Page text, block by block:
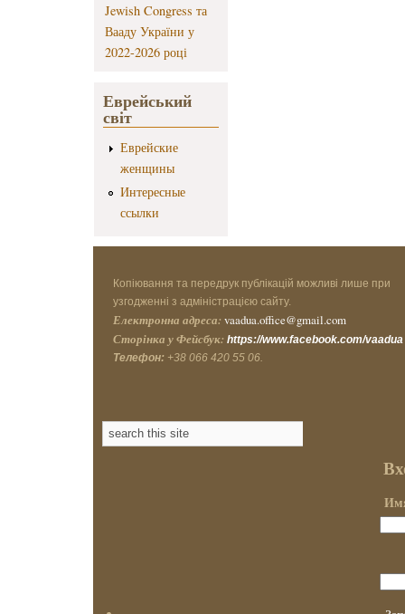
Jewish Congress та
Вааду України у
2022-2026 році
Еврейський
світ
Еврейские
женщины
Интересные
ссылки
Копіювання та передрук публікацій можливі лише при
узгодженні з адміністрацією сайту.
Електронна адреса: vaadua.office@gmail.com
Сторінка у Фейсбук: https://www.facebook.com/vaadua
Телефон: +38 066 420 55 06.